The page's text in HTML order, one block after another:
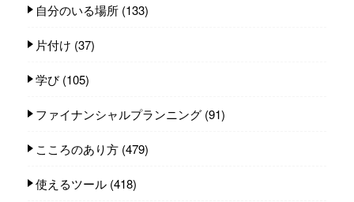
自分のいる場所 (133)
片付け (37)
学び(105)
ファイナンシャルプランニング (91)
こころのあり方 (479)
使えるツール (418)